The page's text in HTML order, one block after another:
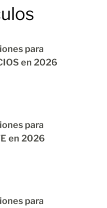
para
en 2026
para
en 2026
para